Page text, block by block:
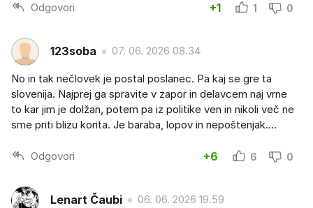
Odgovori +1 1 0
123soba 07. 06. 2026 08.34
No in tak nečlovek je postal poslanec. Pa kaj se gre ta
slovenija. Najprej ga spravite v zapor in delavcem naj vrne
to kar jim je dolžan, potem pa iz politike ven in nikoli več ne
sme priti blizu korita. Je baraba, lopov in nepoštenjak....
Odgovori +6 6 0
Lenart Čaubi 06. 06. 2026 19.59